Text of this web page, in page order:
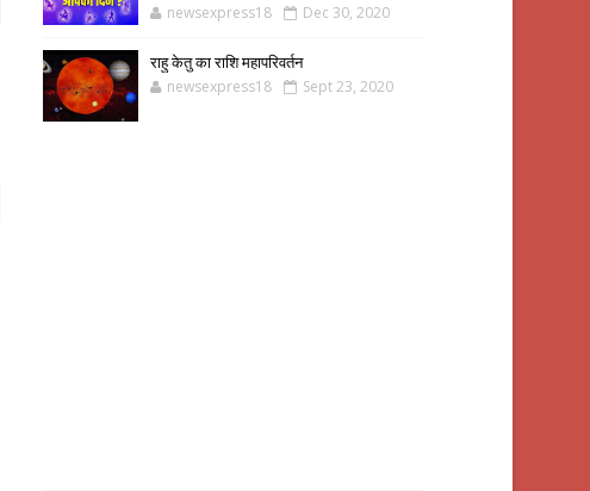
newsexpress18 Dec 30, 2020
राहु केतु का राशि महापरिवर्तन
newsexpress18 Sept 23, 2020